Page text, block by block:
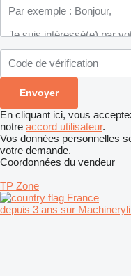
En cliquant ici, vous
notre accord utilisateur.
Vos données personnelles
votre demande.
Coordonnées du vendeur
TP Zone
France
depuis 3 ans sur